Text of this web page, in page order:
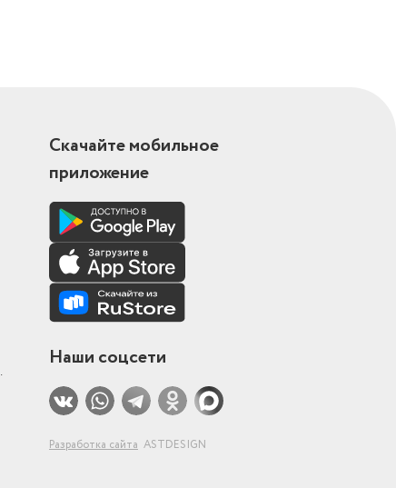
.
Скачайте мобильное
приложение
Наши соцсети
Разработка сайта ASTDESIGN